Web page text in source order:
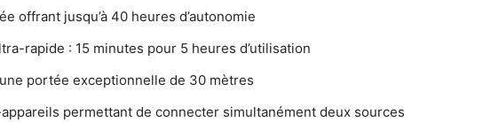
offrant jusqu’à 40 heures d’autonomie
rapide : 15 minutes pour 5 heures d’utilisation
portée exceptionnelle de 30 mètres
permettant de connecter simultanément deux sources